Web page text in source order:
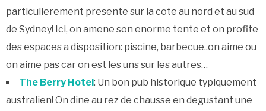
particulierement presente sur la cote au nord et au sud
de Sydney! Ici, on amene son enorme tente et on profite
des espaces a disposition: piscine, barbecue..on aime ou
on aime pas car on est les uns sur les autres…
The Berry Hotel: Un bon pub historique typiquement
australien! On dine au rez de chausse en degustant une